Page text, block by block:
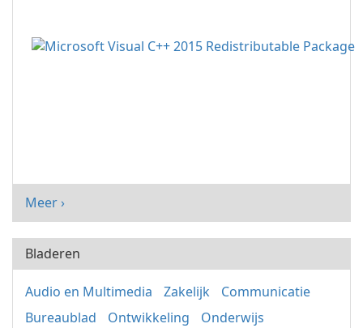
Meer ›
Bladeren
Audio en Multimedia Zakelijk
Communicatie
Bureaublad
Ontwikkeling
Onderwijs